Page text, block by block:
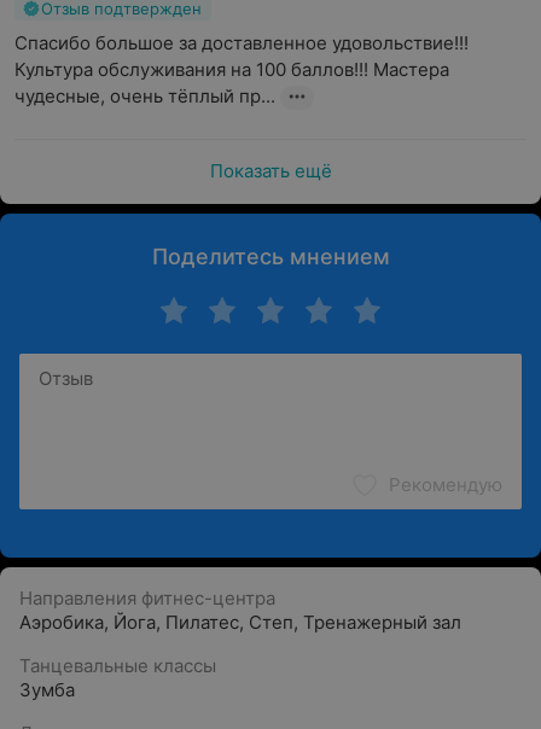
Отзыв подтвержден
Спасибо большое за доставленное удовольствие!!!
Культура обслуживания на 100 баллов!!! Мастера
чудесные, очень тёплый пр...
Показать ещё
Поделитесь мнением
Рекомендую
Направления фитнес-центра
Аэробика, Йога, Пилатес, Степ, Тренажерный зал
Танцевальные классы
Зумба